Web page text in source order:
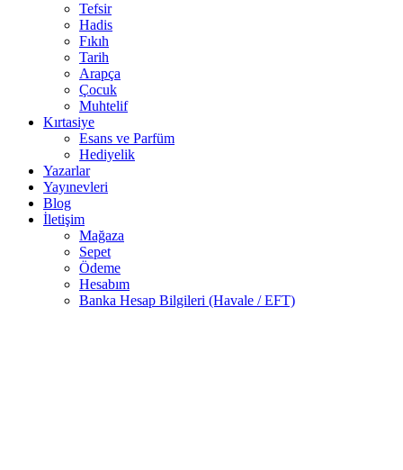
Tefsir
Hadis
Fıkıh
Tarih
Arapça
Çocuk
Muhtelif
Kırtasiye
Esans ve Parfüm
Hediyelik
Yazarlar
Yayınevleri
Blog
İletişim
Mağaza
Sepet
Ödeme
Hesabım
Banka Hesap Bilgileri (Havale / EFT)